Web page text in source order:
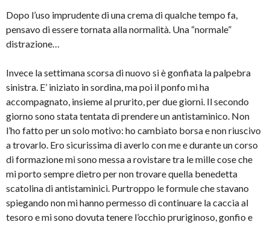
Dopo l’uso imprudente di una crema di qualche tempo fa,
pensavo di essere tornata alla normalità. Una “normale”
distrazione…
Invece la settimana scorsa di nuovo si è gonfiata la palpebra
sinistra. E’ iniziato in sordina, ma poi il ponfo mi ha
accompagnato, insieme al prurito, per due giorni. Il secondo
giorno sono stata tentata di prendere un antistaminico. Non
l’ho fatto per un solo motivo: ho cambiato borsa e non riuscivo
a trovarlo. Ero sicurissima di averlo con me e durante un corso
di formazione mi sono messa a rovistare tra le mille cose che
mi porto sempre dietro per non trovare quella benedetta
scatolina di antistaminici. Purtroppo le formule che stavano
spiegando non mi hanno permesso di continuare la caccia al
tesoro e mi sono dovuta tenere l’occhio pruriginoso, gonfio e